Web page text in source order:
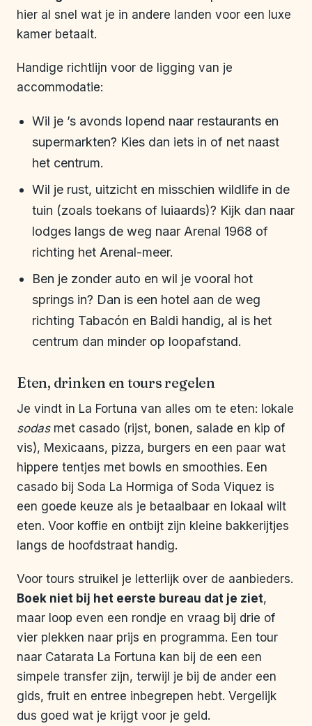
hier al snel wat je in andere landen voor een luxe
kamer betaalt.
Handige richtlijn voor de ligging van je
accommodatie:
Wil je ’s avonds lopend naar restaurants en
supermarkten? Kies dan iets in of net naast
het centrum.
Wil je rust, uitzicht en misschien wildlife in de
tuin (zoals toekans of luiaards)? Kijk dan naar
lodges langs de weg naar Arenal 1968 of
richting het Arenal-meer.
Ben je zonder auto en wil je vooral hot
springs in? Dan is een hotel aan de weg
richting Tabacón en Baldi handig, al is het
centrum dan minder op loopafstand.
Eten, drinken en tours regelen
Je vindt in La Fortuna van alles om te eten: lokale
sodasmet casado (rijst, bonen, salade en kip of
vis), Mexicaans, pizza, burgers en een paar wat
hippere tentjes met bowls en smoothies. Een
casado bij Soda La Hormiga of Soda Viquez is
een goede keuze als je betaalbaar en lokaal wilt
eten. Voor koffie en ontbijt zijn kleine bakkerijtjes
langs de hoofdstraat handig.
Voor tours struikel je letterlijk over de aanbieders.
Boek niet bij het eerste bureau dat je ziet,
maar loop even een rondje en vraag bij drie of
vier plekken naar prijs en programma. Een tour
naar Catarata La Fortuna kan bij de een een
simpele transfer zijn, terwijl je bij de ander een
gids, fruit en entree inbegrepen hebt. Vergelijk
dus goed wat je krijgt voor je geld.